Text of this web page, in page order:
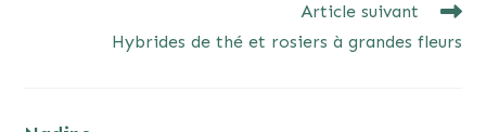
Article suivant
Hybrides de thé et rosiers à grandes fleurs